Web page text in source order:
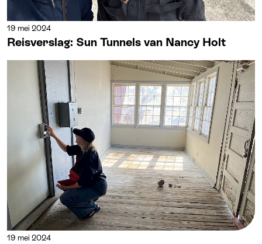
19 mei 2024
Reisverslag: Sun Tunnels van Nancy Holt
19 mei 2024